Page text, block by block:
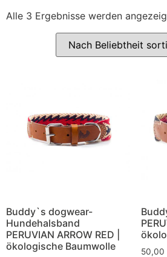
Alle 3 Ergebnisse werden
Buddy`s dogwear-
Hundehalsband
PERUVIAN ARROW RED |
ökologische Baumwolle
50,00